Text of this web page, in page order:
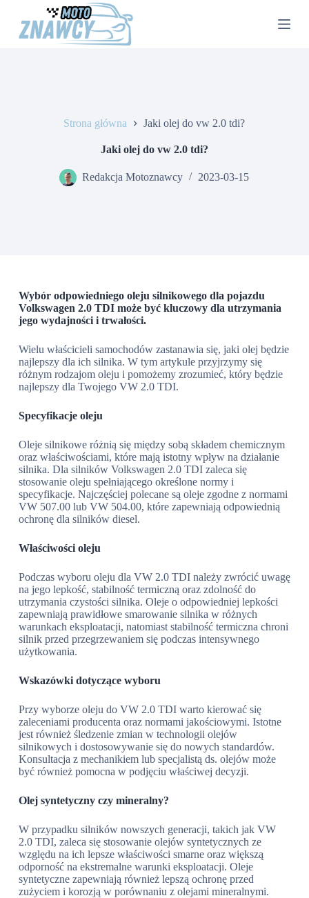
Strona główna Jaki olej do vw 2.0 tdi?
Jaki olej do vw 2.0 tdi?
Redakcja Motoznawcy 2023-03-15
Wybór odpowiedniego oleju silnikowego dla pojazdu
Volkswagen 2.0 TDI może być kluczowy dla utrzymania
jego wydajności i trwałości.
Wielu właścicieli samochodów zastanawia się, jaki olej będzie
najlepszy dla ich silnika. W tym artykule przyjrzymy się
różnym rodzajom oleju i pomożemy zrozumieć, który będzie
najlepszy dla Twojego VW 2.0 TDI.
Specyfikacje oleju
Oleje silnikowe różnią się między sobą składem chemicznym
oraz właściwościami, które mają istotny wpływ na działanie
silnika. Dla silników Volkswagen 2.0 TDI zaleca się
stosowanie oleju spełniającego określone normy i
specyfikacje. Najczęściej polecane są oleje zgodne z normami
VW 507.00 lub VW 504.00, które zapewniają odpowiednią
ochronę dla silników diesel.
Właściwości oleju
Podczas wyboru oleju dla VW 2.0 TDI należy zwrócić uwagę
na jego lepkość, stabilność termiczną oraz zdolność do
utrzymania czystości silnika. Oleje o odpowiedniej lepkości
zapewniają prawidłowe smarowanie silnika w różnych
warunkach eksploatacji, natomiast stabilność termiczna chroni
silnik przed przegrzewaniem się podczas intensywnego
użytkowania.
Wskazówki dotyczące wyboru
Przy wyborze oleju do VW 2.0 TDI warto kierować się
zaleceniami producenta oraz normami jakościowymi. Istotne
jest również śledzenie zmian w technologii olejów
silnikowych i dostosowywanie się do nowych standardów.
Konsultacja z mechanikiem lub specjalistą ds. olejów może
być również pomocna w podjęciu właściwej decyzji.
Olej syntetyczny czy mineralny?
W przypadku silników nowszych generacji, takich jak VW
2.0 TDI, zaleca się stosowanie olejów syntetycznych ze
względu na ich lepsze właściwości smarne oraz większą
odporność na ekstremalne warunki eksploatacji. Oleje
syntetyczne zapewniają również lepszą ochronę przed
zużyciem i korozją w porównaniu z olejami mineralnymi.